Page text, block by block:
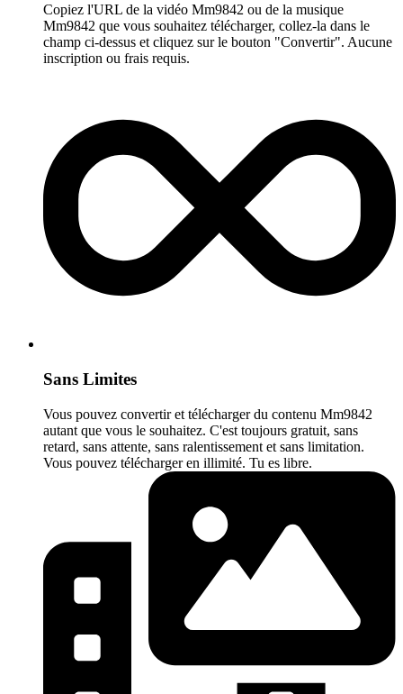
Copiez l'URL de la vidéo Mm9842 ou de la musique
Mm9842 que vous souhaitez télécharger, collez-la dans le
champ ci-dessus et cliquez sur le bouton "Convertir". Aucune
inscription ou frais requis.
Sans Limites
Vous pouvez convertir et télécharger du contenu Mm9842
autant que vous le souhaitez. C'est toujours gratuit, sans
retard, sans attente, sans ralentissement et sans limitation.
Vous pouvez télécharger en illimité. Tu es libre.